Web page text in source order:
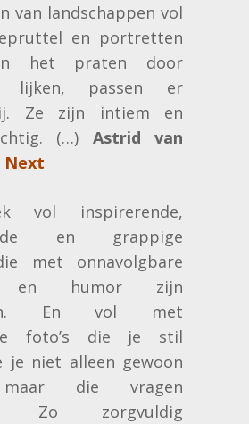
van landschappen vol
en portretten
het praten door
lijken, passen er
Ze zijn intiem en
(…) Astrid van
Next
vol inspirerende,
en grappige
met onnavolgbare
en humor zijn
En vol met
foto’s die je stil
je niet alleen gewoon
die vragen
Zo zorgvuldig